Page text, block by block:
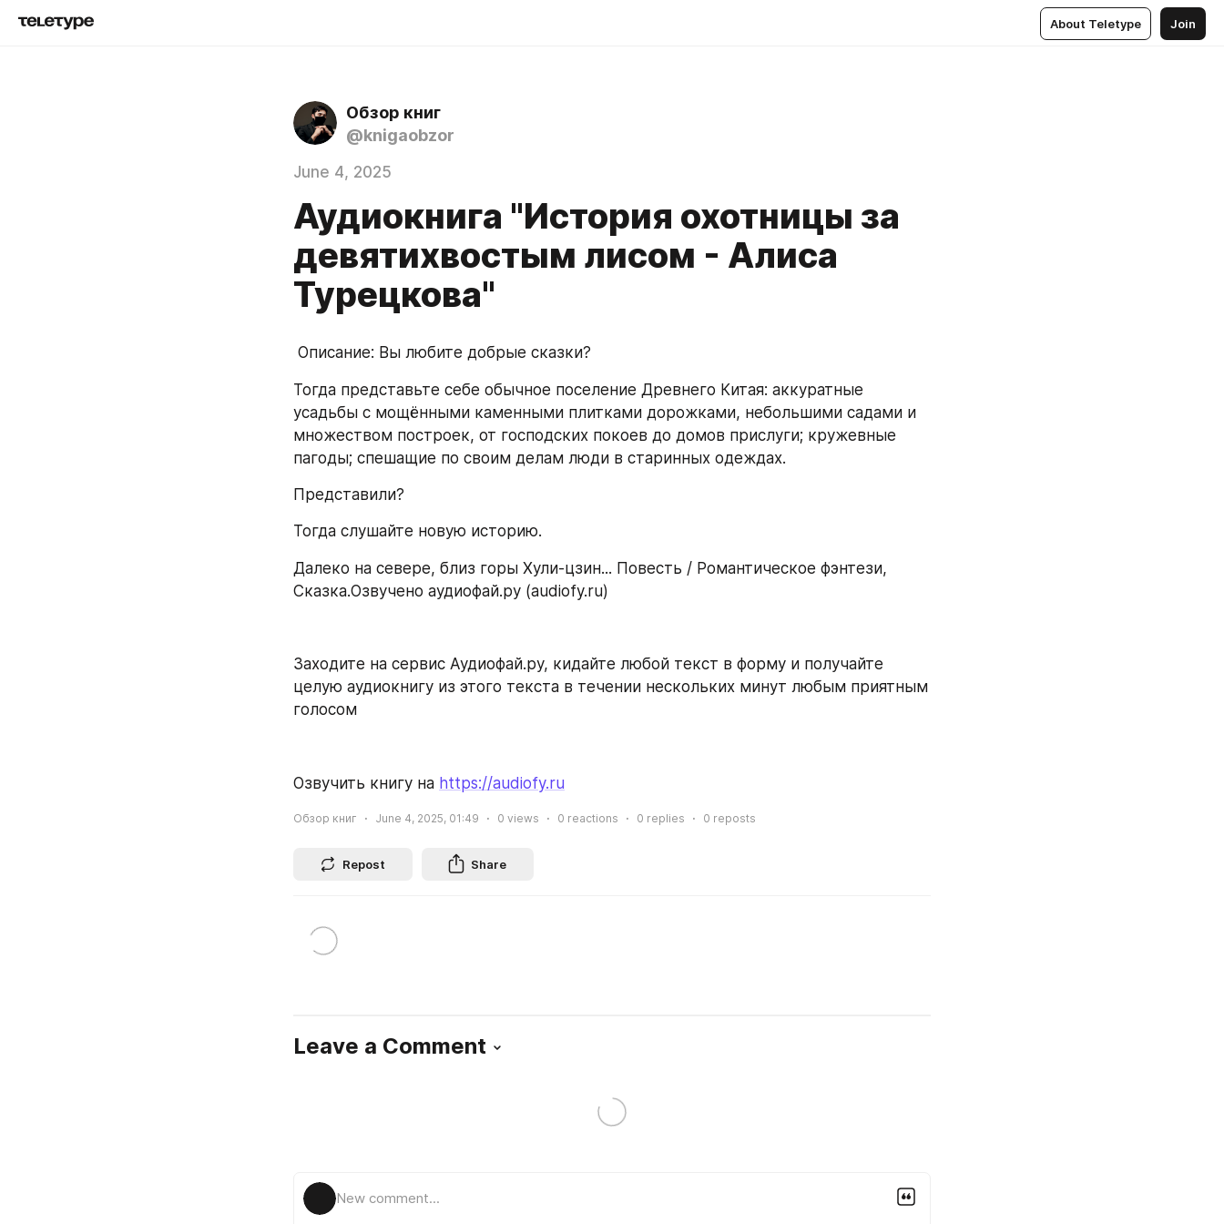
About Teletype Join
Обзор книг
@knigaobzor
June 4, 2025
Аудиокнига "История охотницы за
девятихвостым лисом - Алиса
Турецкова"
Описание: Вы любите добрые сказки?
Тогда представьте себе обычное поселение Древнего Китая: аккуратные
усадьбы с мощёнными каменными плитками дорожками, небольшими садами и
множеством построек, от господских покоев до домов прислуги; кружевные
пагоды; спешащие по своим делам люди в старинных одеждах.
Представили?
Тогда слушайте новую историю.
Далеко на севере, близ горы Хули-цзин... Повесть / Романтическое фэнтези,
Сказка.Озвучено аудиофай.ру (audiofy.ru)
Заходите на сервис Аудиофай.ру, кидайте любой текст в форму и получайте
целую аудиокнигу из этого текста в течении нескольких минут любым приятным
голосом
Озвучить книгу на https://audiofy.ru
Обзор книг June 4, 2025, 01:49 0 views 0 reactions 0 replies 0 reposts
Repost Share
Leave a Comment